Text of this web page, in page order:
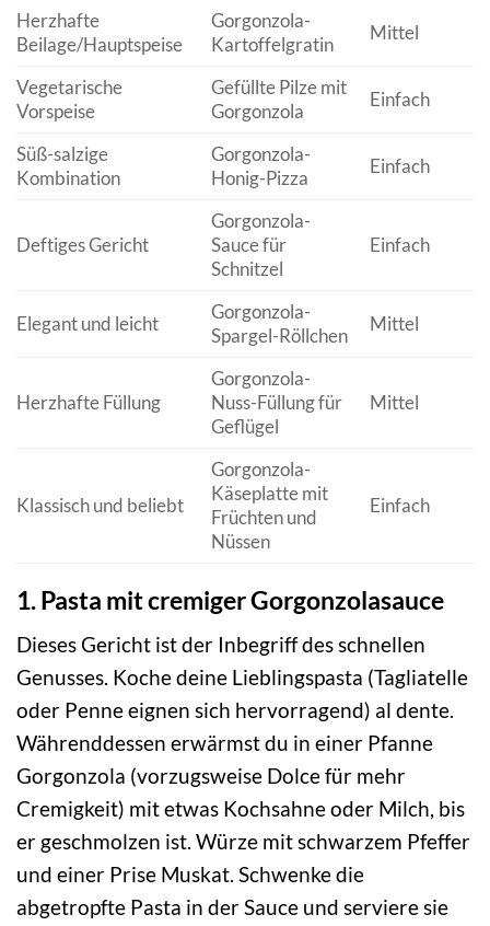
Herzhafte
Beilage/Hauptspeise
Gorgonzola-
Kartoffelgratin
Mittel
Vegetarische
Vorspeise
Gefüllte Pilze mit
Gorgonzola
Einfach
Süß-salzige
Kombination
Gorgonzola-
Honig-Pizza
Einfach
Deftiges Gericht
Gorgonzola-
Sauce für
Schnitzel
Einfach
Elegant und leicht
Gorgonzola-
Spargel-Röllchen
Mittel
Herzhafte Füllung
Gorgonzola-
Nuss-Füllung für
Geflügel
Mittel
Klassisch und beliebt
Gorgonzola-
Käseplatte mit
Früchten und
Nüssen
Einfach
1. Pasta mit cremiger Gorgonzolasauce
Dieses Gericht ist der Inbegriff des schnellen
Genusses. Koche deine Lieblingspasta (Tagliatelle
oder Penne eignen sich hervorragend) al dente.
Währenddessen erwärmst du in einer Pfanne
Gorgonzola (vorzugsweise Dolce für mehr
Cremigkeit) mit etwas Kochsahne oder Milch, bis
er geschmolzen ist. Würze mit schwarzem Pfeffer
und einer Prise Muskat. Schwenke die
abgetropfte Pasta in der Sauce und serviere sie